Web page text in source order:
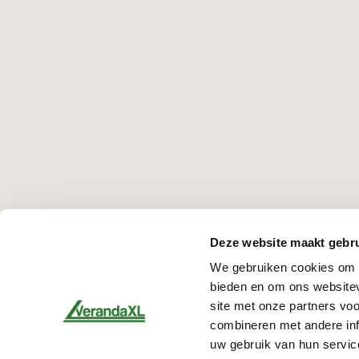
Deze website maakt
We gebruiken cookies
bieden en om ons
site met onze partners
combineren met andere
uw gebruik van hun